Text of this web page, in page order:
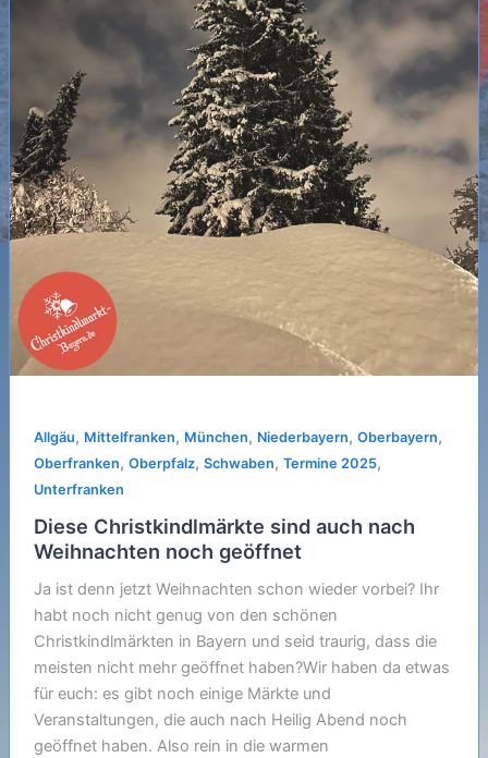
Allgäu, Mittelfranken, München, Niederbayern, Oberbayern,
Oberfranken, Oberpfalz, Schwaben, Termine 2025,
Unterfranken
Diese Christkindlmärkte sind auch nach
Weihnachten noch geöffnet
Ja ist denn jetzt Weihnachten schon wieder vorbei? Ihr
habt noch nicht genug von den schönen
Christkindlmärkten in Bayern und seid traurig, dass die
meisten nicht mehr geöffnet haben?Wir haben da etwas
für euch: es gibt noch einige Märkte und
Veranstaltungen, die auch nach Heilig Abend noch
geöffnet haben. Also rein in die warmen